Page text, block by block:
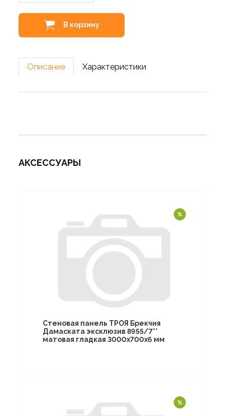
В корзину
Описание Характеристики
АКСЕССУАРЫ
Стеновая панель ТРОЯ Брекчия
Дамаската эксклюзив 8955/7**
матовая гладкая 3000х700х6 мм